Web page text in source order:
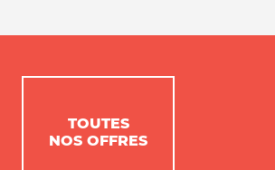
TOUTES
NOS OFFRES